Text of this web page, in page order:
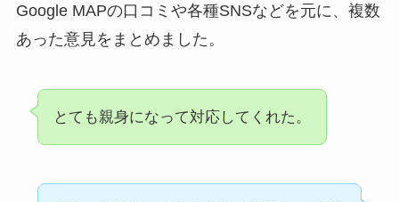
Google MAPの口コミや各種SNSなどを元に、複数
あった意見をまとめました。
とても親身になって対応してくれた。